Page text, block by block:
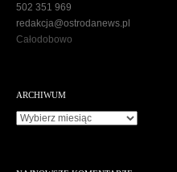
502 351 969
redakcja@ostrodanews.pl
Całodobowo
ARCHIWUM
A